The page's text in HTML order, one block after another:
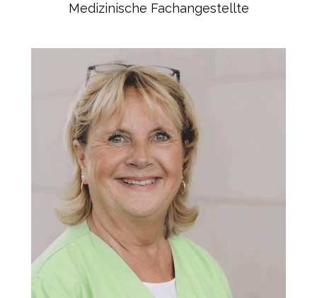
Medizinische Fachangestellte